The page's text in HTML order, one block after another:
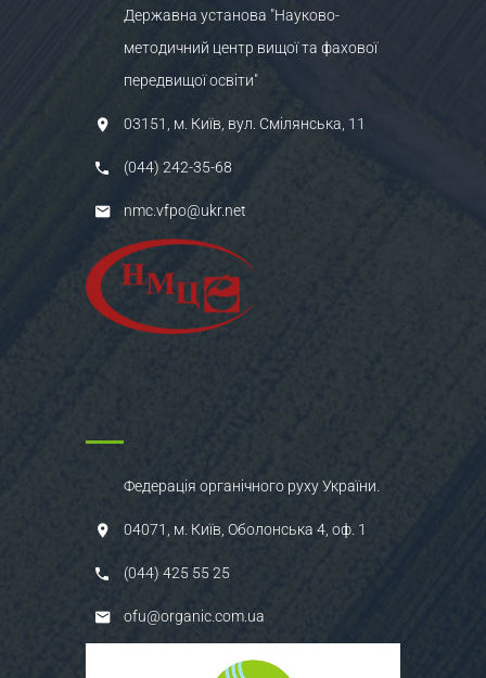
Державна установа "Науково-
методичний центр вищої та фахової
передвищої освіти"
03151, м. Київ, вул. Смілянська, 11
(044) 242-35-68
nmc.vfpo@ukr.net
Федерація органічного руху України.
04071, м. Київ, Оболонська 4, оф. 1
(044) 425 55 25
ofu@organic.com.ua